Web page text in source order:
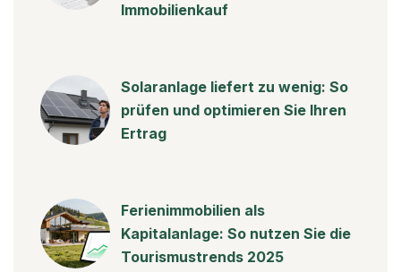
Immobilienkauf
Solaranlage liefert zu wenig: So
prüfen und optimieren Sie Ihren
Ertrag
Ferienimmobilien als
Kapitalanlage: So nutzen Sie die
Tourismustrends 2025